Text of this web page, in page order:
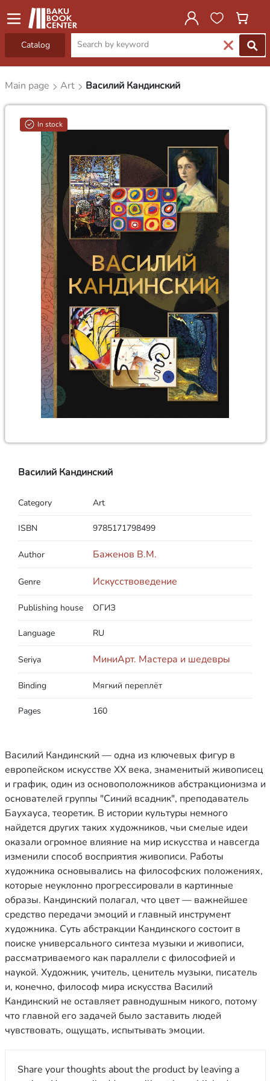
Catalog
Main page Art Василий Кандинский
In stock
Василий Кандинский
Category Art
ISBN 9785171798499
Author Баженов В.М.
Genre Искусствоведение
Publishing house ОГИЗ
Language RU
Seriya МиниАрт. Мастера и шедевры
Binding Мягкий переплёт
Pages 160
Василий Кандинский — одна из ключевых фигур в
европейском искусстве XX века, знаменитый живописец
и график, один из основоположников абстракционизма и
основателей группы "Синий всадник", преподаватель
Баухауса, теоретик. В истории культуры немного
найдется других таких художников, чьи смелые идеи
оказали огромное влияние на мир искусства и навсегда
изменили способ восприятия живописи. Работы
художника основывались на философских положениях,
которые неуклонно прогрессировали в картинные
образы. Кандинский полагал, что цвет — важнейшее
средство передачи эмоций и главный инструмент
художника. Суть абстракции Кандинского состоит в
поиске универсального синтеза музыки и живописи,
рассматриваемого как параллели с философией и
наукой. Художник, учитель, ценитель музыки, писатель
и, конечно, философ мира искусства Василий
Кандинский не оставляет равнодушным никого, потому
что главной его задачей было заставить людей
чувствовать, ощущать, испытывать эмоции.
Share your thoughts about the product by leaving a